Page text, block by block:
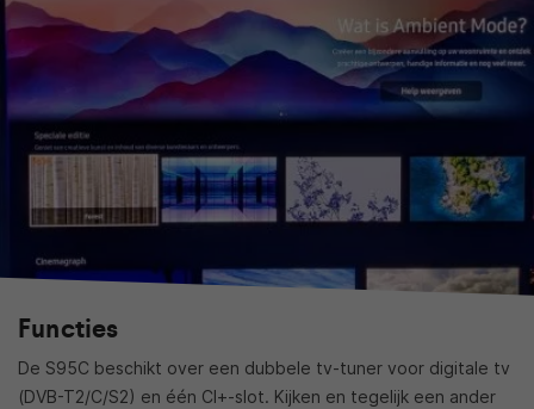
Functies
De S95C beschikt over een dubbele tv-tuner voor digitale tv
(DVB-T2/C/S2) en één CI+-slot. Kijken en tegelijk een ander